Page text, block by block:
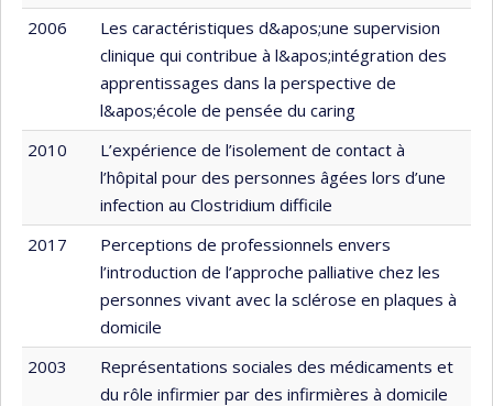
2006
Les caractéristiques d&apos;une supervision
clinique qui contribue à l&apos;intégration des
apprentissages dans la perspective de
l&apos;école de pensée du caring
2010
L’expérience de l’isolement de contact à
l’hôpital pour des personnes âgées lors d’une
infection au Clostridium difficile
2017
Perceptions de professionnels envers
l’introduction de l’approche palliative chez les
personnes vivant avec la sclérose en plaques à
domicile
2003
Représentations sociales des médicaments et
du rôle infirmier par des infirmières à domicile